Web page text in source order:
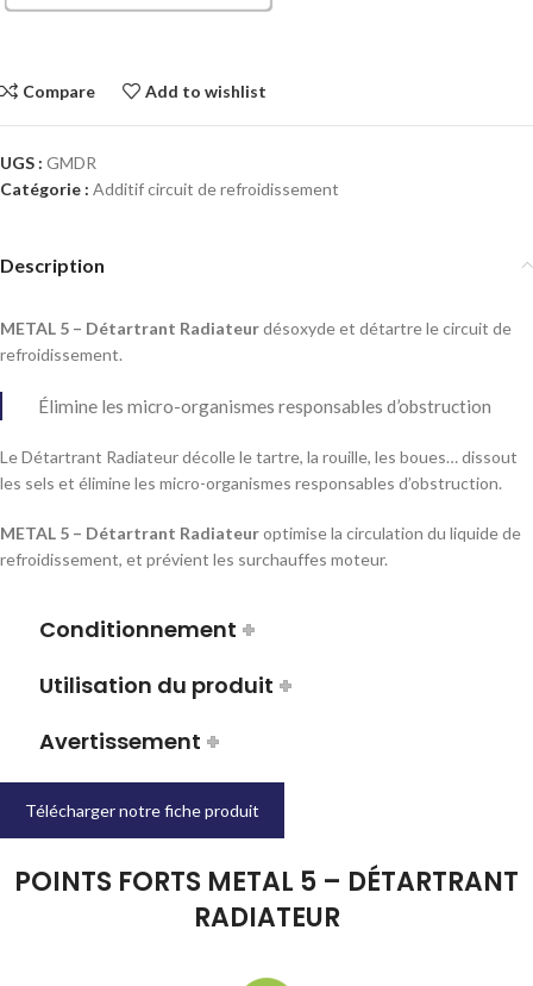
Compare Add to wishlist
UGS : GMDR
Catégorie : Additif circuit de refroidissement
Description
METAL 5 – Détartrant Radiateurdésoxyde et détartre le circuit de
refroidissement.
Élimine les micro-organismes responsables d’obstruction
Le Détartrant Radiateur décolle le tartre, la rouille, les boues… dissout
les sels et élimine les micro-organismes responsables d’obstruction.
METAL 5 – Détartrant Radiateuroptimise la circulation du liquide de
refroidissement, et prévient les surchauffes moteur.
Conditionnement
Utilisation du produit
Avertissement
Télécharger notre fiche produit
POINTS FORTS METAL 5 – DÉTARTRANT
RADIATEUR